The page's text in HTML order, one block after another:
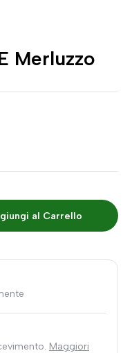
Merluzzo
al Carrello
Maggiori